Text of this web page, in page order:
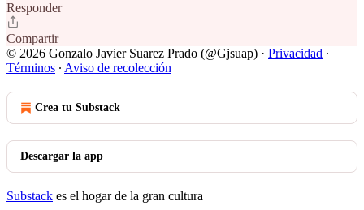
Responder
Compartir
© 2026 Gonzalo Javier Suarez Prado (@Gjsuap) · Privacidad ∙
Términos ∙ Aviso de recolección
Crea tu Substack
Descargar la app
Substack es el hogar de la gran cultura